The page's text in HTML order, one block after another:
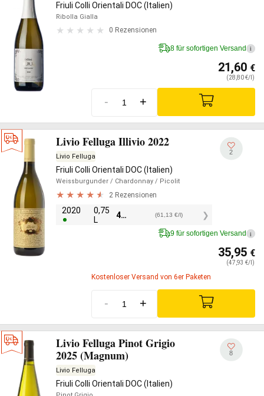
Friuli Colli Orientali DOC (Italien)
Ribolla Gialla
0 Rezensionen
8 für sofortigen Versand i
21,60 €
(28,80 €/l)
- +
Livio Felluga Illivio 2022
Livio Felluga
Friuli Colli Orientali DOC (Italien)
Weissburgunder / Chardonnay / Picolit
2 Rezensionen
2020
0,75
L
45,85 (61,13 €/l)
2
9 für sofortigen Versand i
35,95 €
(47,93 €/l)
Kostenloser Versand von 6er Paketen
- +
Livio Felluga Pinot Grigio
2025 (Magnum)
Livio Felluga
Friuli Colli Orientali DOC (Italien)
8